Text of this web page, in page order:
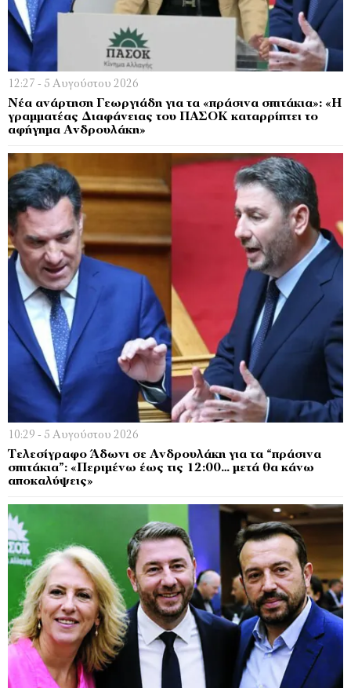
12:27 - 5 Αυγούστου 2026
Νέα ανάρτηση Γεωργιάδη για τα «πράσινα σπιτάκια»: «Η
γραμματέας Διαφάνειας του ΠΑΣΟΚ καταρρίπτει το
αφήγημα Ανδρουλάκη»
10:29 - 5 Αυγούστου 2026
Τελεσίγραφο Άδωνι σε Ανδρουλάκη για τα “πράσινα
σπιτάκια”: «Περιμένω έως τις 12:00… μετά θα κάνω
αποκαλύψεις»